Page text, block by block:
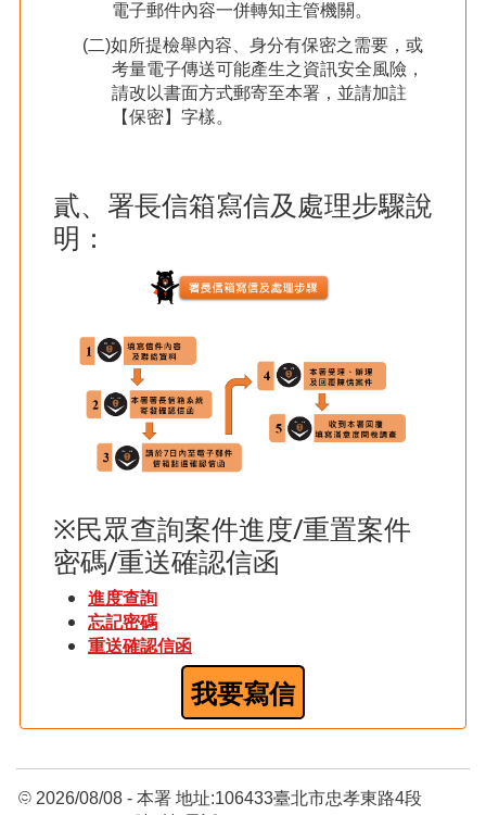
電子郵件內容一併轉知主管機關。
(二)如所提檢舉內容、身分有保密之需要，或
考量電子傳送可能產生之資訊安全風險，
請改以書面方式郵寄至本署，並請加註
【保密】字樣。
貳、署長信箱寫信及處理步驟說
明：
※民眾查詢案件進度/重置案件
密碼/重送確認信函
進度查詢
忘記密碼
重送確認信函
我要寫信
:::
© 2026/08/08 - 本署 地址:106433臺北市忠孝東路4段